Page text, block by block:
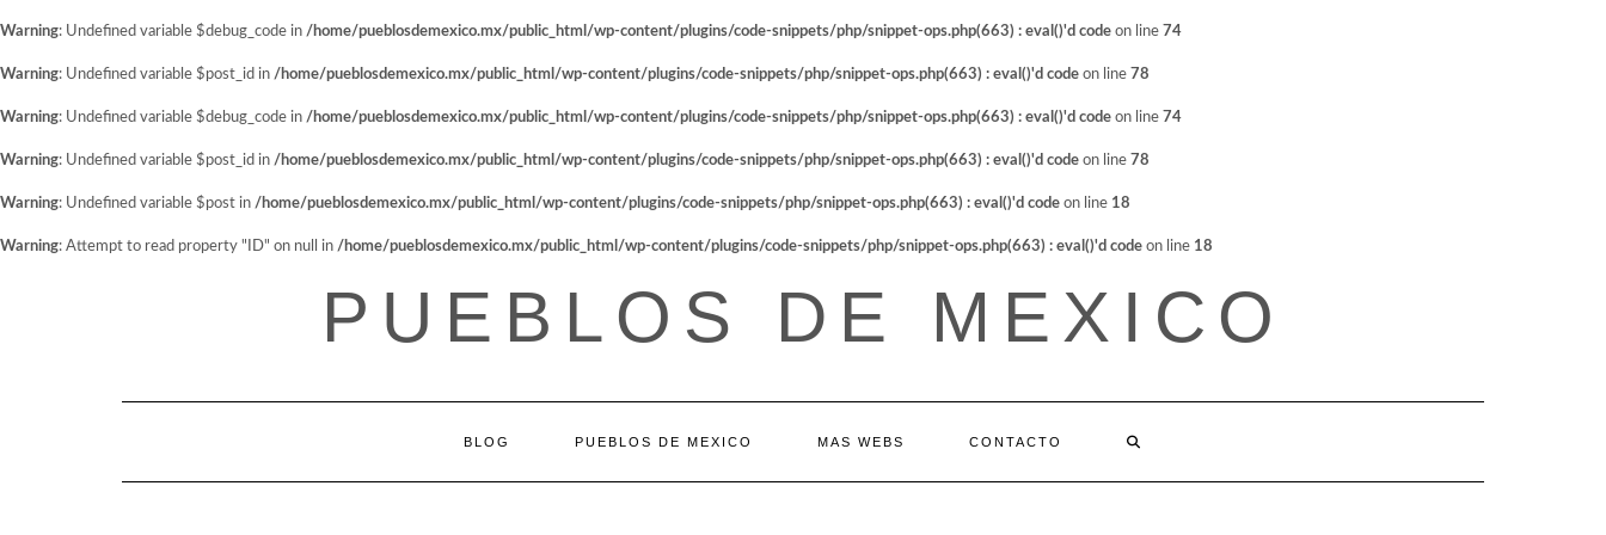
Warning: Undefined variable $debug_code in /home/pueblosdemexico.mx/public_html/wp-content/plugins/code-snippets/php/snippet-ops.php(663) : eval()'d code on line 74
Warning: Undefined variable $post_id in /home/pueblosdemexico.mx/public_html/wp-content/plugins/code-snippets/php/snippet-ops.php(663) : eval()'d code on line 78
Warning: Undefined variable $debug_code in /home/pueblosdemexico.mx/public_html/wp-content/plugins/code-snippets/php/snippet-ops.php(663) : eval()'d code on line 74
Warning: Undefined variable $post_id in /home/pueblosdemexico.mx/public_html/wp-content/plugins/code-snippets/php/snippet-ops.php(663) : eval()'d code on line 78
Warning: Undefined variable $post in /home/pueblosdemexico.mx/public_html/wp-content/plugins/code-snippets/php/snippet-ops.php(663) : eval()'d code on line 18
Warning: Attempt to read property "ID" on null in /home/pueblosdemexico.mx/public_html/wp-content/plugins/code-snippets/php/snippet-ops.php(663) : eval()'d code on line 18
PUEBLOS DE MEXICO
BLOG PUEBLOS DE MEXICO MAS WEBS CONTACTO